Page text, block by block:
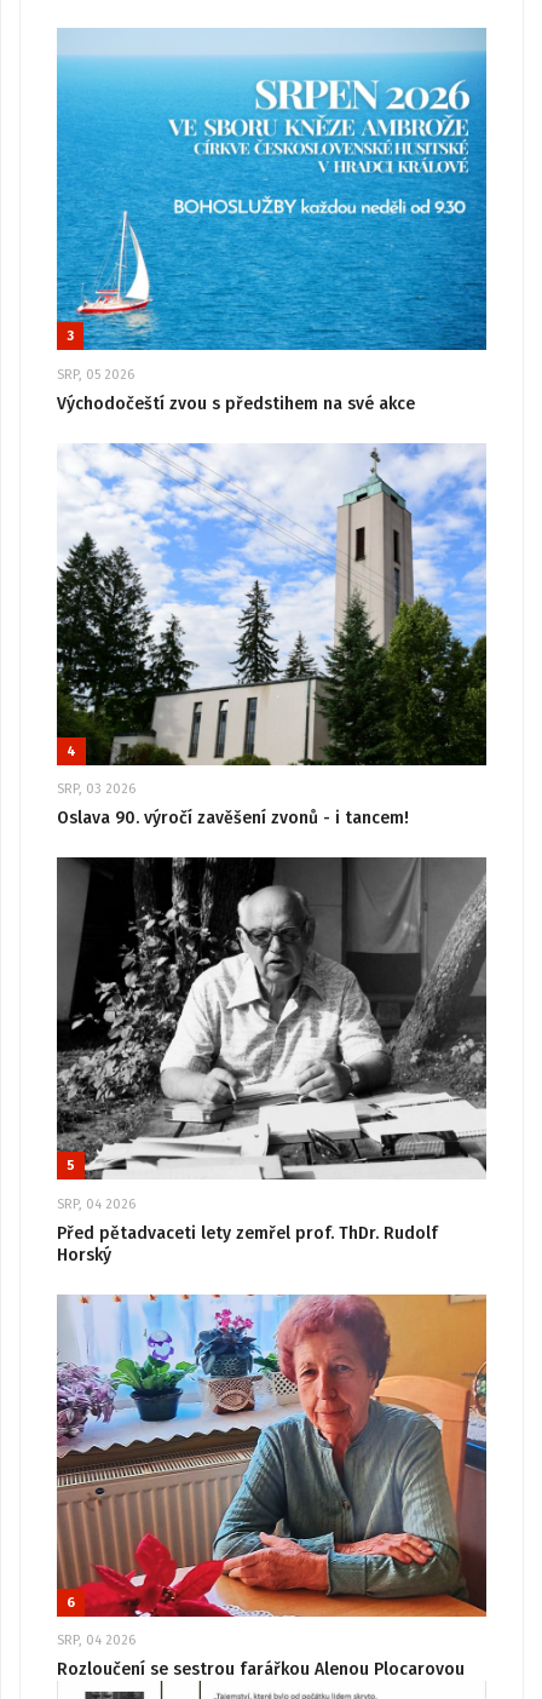
3
SRP, 05 2026
Východočeští zvou s předstihem na své akce
4
SRP, 03 2026
Oslava 90. výročí zavěšení zvonů - i tancem!
5
SRP, 04 2026
Před pětadvaceti lety zemřel prof. ThDr. Rudolf
Horský
6
SRP, 04 2026
Rozloučení se sestrou farářkou Alenou Plocarovou